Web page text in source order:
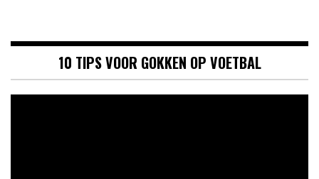
10 TIPS VOOR GOKKEN OP VOETBAL